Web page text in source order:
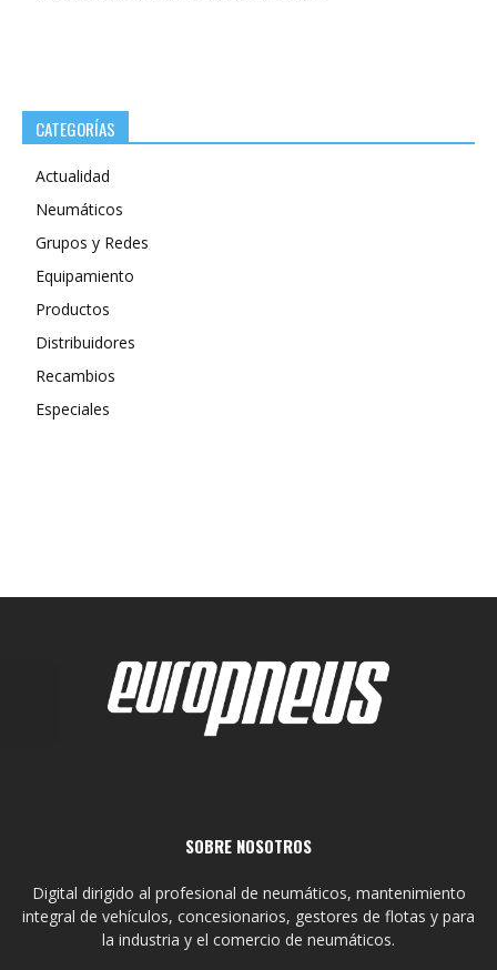
CATEGORÍAS
Actualidad
Neumáticos
Grupos y Redes
Equipamiento
Productos
Distribuidores
Recambios
Especiales
SOBRE NOSOTROS
Digital dirigido al profesional de neumáticos, mantenimiento
integral de vehículos, concesionarios, gestores de flotas y para
la industria y el comercio de neumáticos.